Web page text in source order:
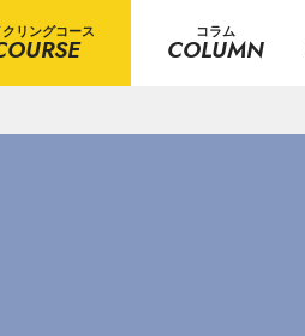
リングコース コラム
COLUMN